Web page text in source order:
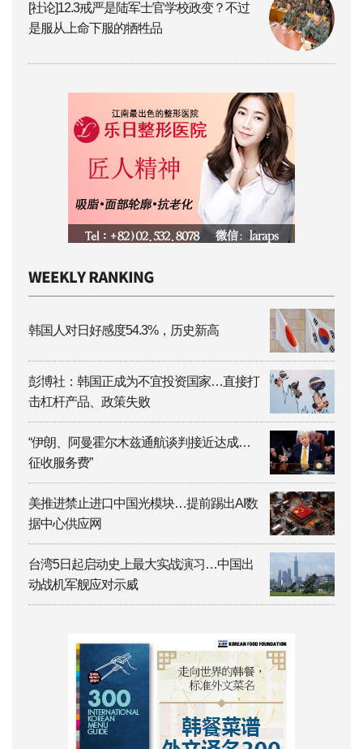
[社论]12.3戒严是陆军士官学校政变？不过
是服从上命下服的牺牲品
韩国人对日好感度54.3%，历史新高
彭博社：韩国正成为不宜投资国家…直接打
击杠杆产品、政策失败
“伊朗、阿曼霍尔木兹通航谈判接近达成…
征收服务费”
美推进禁止进口中国光模块…提前踢出AI数
据中心供应网
台湾5日起启动史上最大实战演习…中国出
动战机军舰应对示威